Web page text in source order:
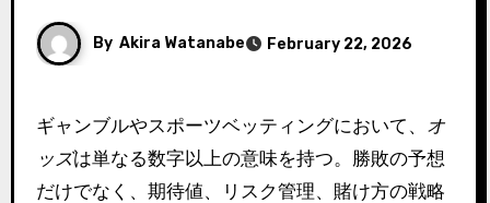
By Akira Watanabe February 22, 2026
ギャンブルやスポーツベッティングにおいて、 オ
ッズは単なる数字以上の意味を持つ。勝敗の予想
だけでなく、期待値、リスク管理、賭け方の戦略